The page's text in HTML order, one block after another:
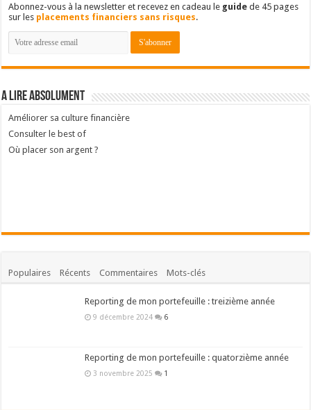
Abonnez-vous à la newsletter et recevez en cadeau le guide de 45 pages
sur les placements financiers sans risques.
A lire absolument
Améliorer sa culture financière
Consulter le best of
Où placer son argent ?
Populaires Récents Commentaires Mots-clés
Reporting de mon portefeuille : treizième année
9 décembre 2024 6
Reporting de mon portefeuille : quatorzième année
3 novembre 2025 1